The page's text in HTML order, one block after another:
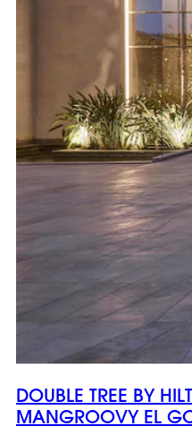
DOUBLE TREE BY
MANGROOVY EL